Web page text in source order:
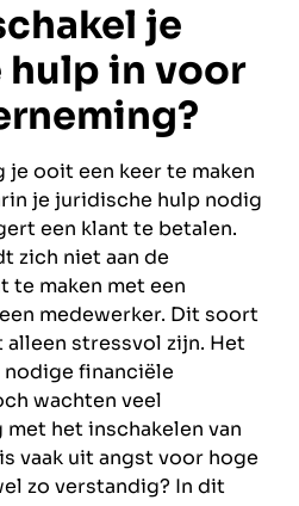
je
in voor
ooit een keer te maken
je juridische hulp nodig
een klant te betalen.
zich niet aan de
te maken met een
medewerker. Dit soort
stressvol zijn. Het
nodige financiële
wachten veel
het inschakelen van
vaak uit angst voor hoge
zo verstandig? In dit